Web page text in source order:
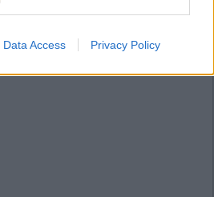
Data Access Privacy Policy